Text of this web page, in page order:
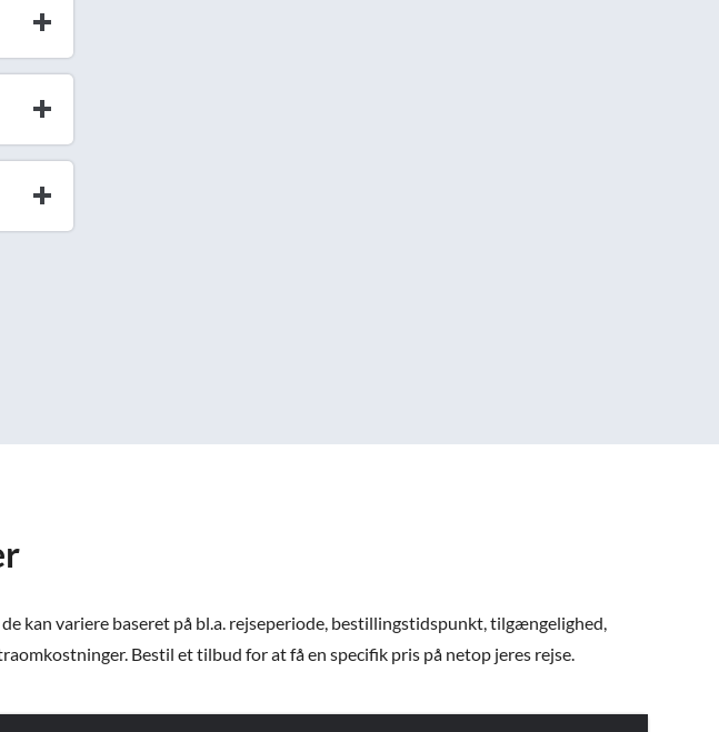
kan variere baseret på bl.a. rejseperiode, bestillingstidspunkt, tilgængelighed,
Bestil et tilbud for at få en specifik pris på netop jeres rejse.